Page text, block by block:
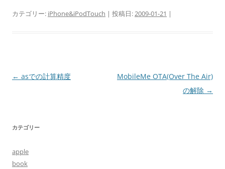
カテゴリー: iPhone&iPodTouch | 投稿日:2009-01-21 |
投
ゲ
シ
← asでの計算精度
MobileMe OTA(Over The Air)
の解除 →
カテゴリー
apple
book